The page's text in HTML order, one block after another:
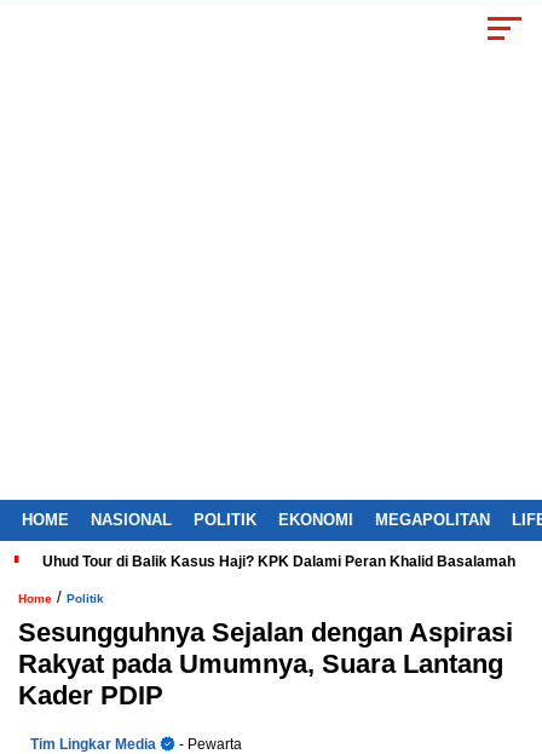
HOME NASIONAL POLITIK EKONOMI MEGAPOLITAN
Uhud Tour di Balik Kasus Haji? KPK Dalami Peran Khalid Basalamah
Home / Politik
Sesungguhnya Sejalan dengan Aspirasi
Rakyat pada Umumnya, Suara Lantang
Kader PDIP
Tim Lingkar Media
- Pewarta